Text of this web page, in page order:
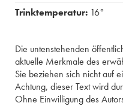
Trinktemperatur: 16°
Die untenstehenden
aktuelle Merkmale des
Sie beziehen sich nicht auf
Achtung, dieser Text wird
Ohne Einwilligung des